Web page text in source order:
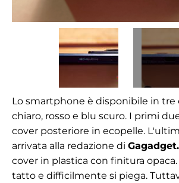
Lo smartphone è disponibile in tre
chiaro, rosso e blu scuro. I primi
cover posteriore in ecopelle.
arrivata alla redazione di
cover in plastica con finitura opaca.
tatto e difficilmente si piega.